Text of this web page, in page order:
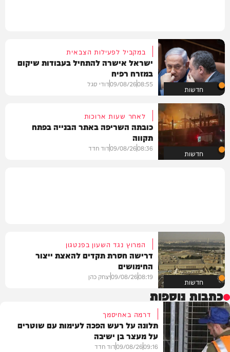
חדשות
במקביל לפעילות הצבאית
ישראל אישרה להתחיל בעבודות שיקום
במזרח רפיח
08:55
09/08/26דודי סגל
חדשות
לאחר שעות ארוכות
כובתה השריפה באתר הבנייה בפתח
תקווה
08:36
09/08/26דוד חדד
חדשות
המרוץ נגד השעון בפנטגון
דרישה חסרת תקדים להאצת ייצור
החימושים
08:19
09/08/26יצחק כהן
כתבות נוספות
דרמה באחיסמך
תלונה על רעש הפכה לעימות עם שוטרים
על מעצר בן ישיבה
09:16
09/08/26דוד חדד